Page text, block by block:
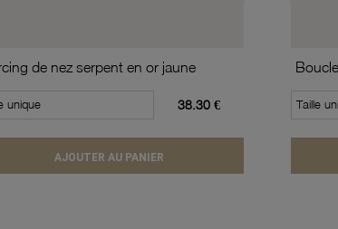
de nez serpent en or jaune
unique 38.30 €
AJOUTER AU PANIER
Taille